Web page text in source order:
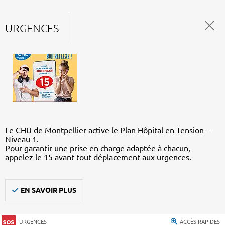
URGENCES
Le CHU de Montpellier active le Plan Hôpital en Tension –
Niveau 1.
Pour garantir une prise en charge adaptée à chacun,
appelez le 15 avant tout déplacement aux urgences.
EN SAVOIR PLUS
URGENCES ACCÈS RAPIDES